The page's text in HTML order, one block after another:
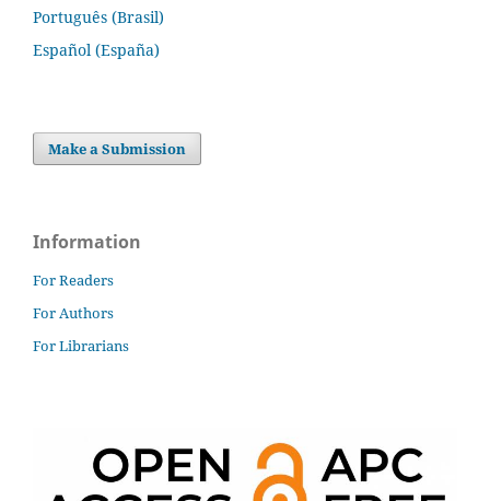
Português (Brasil)
Español (España)
Make a Submission
Information
For Readers
For Authors
For Librarians